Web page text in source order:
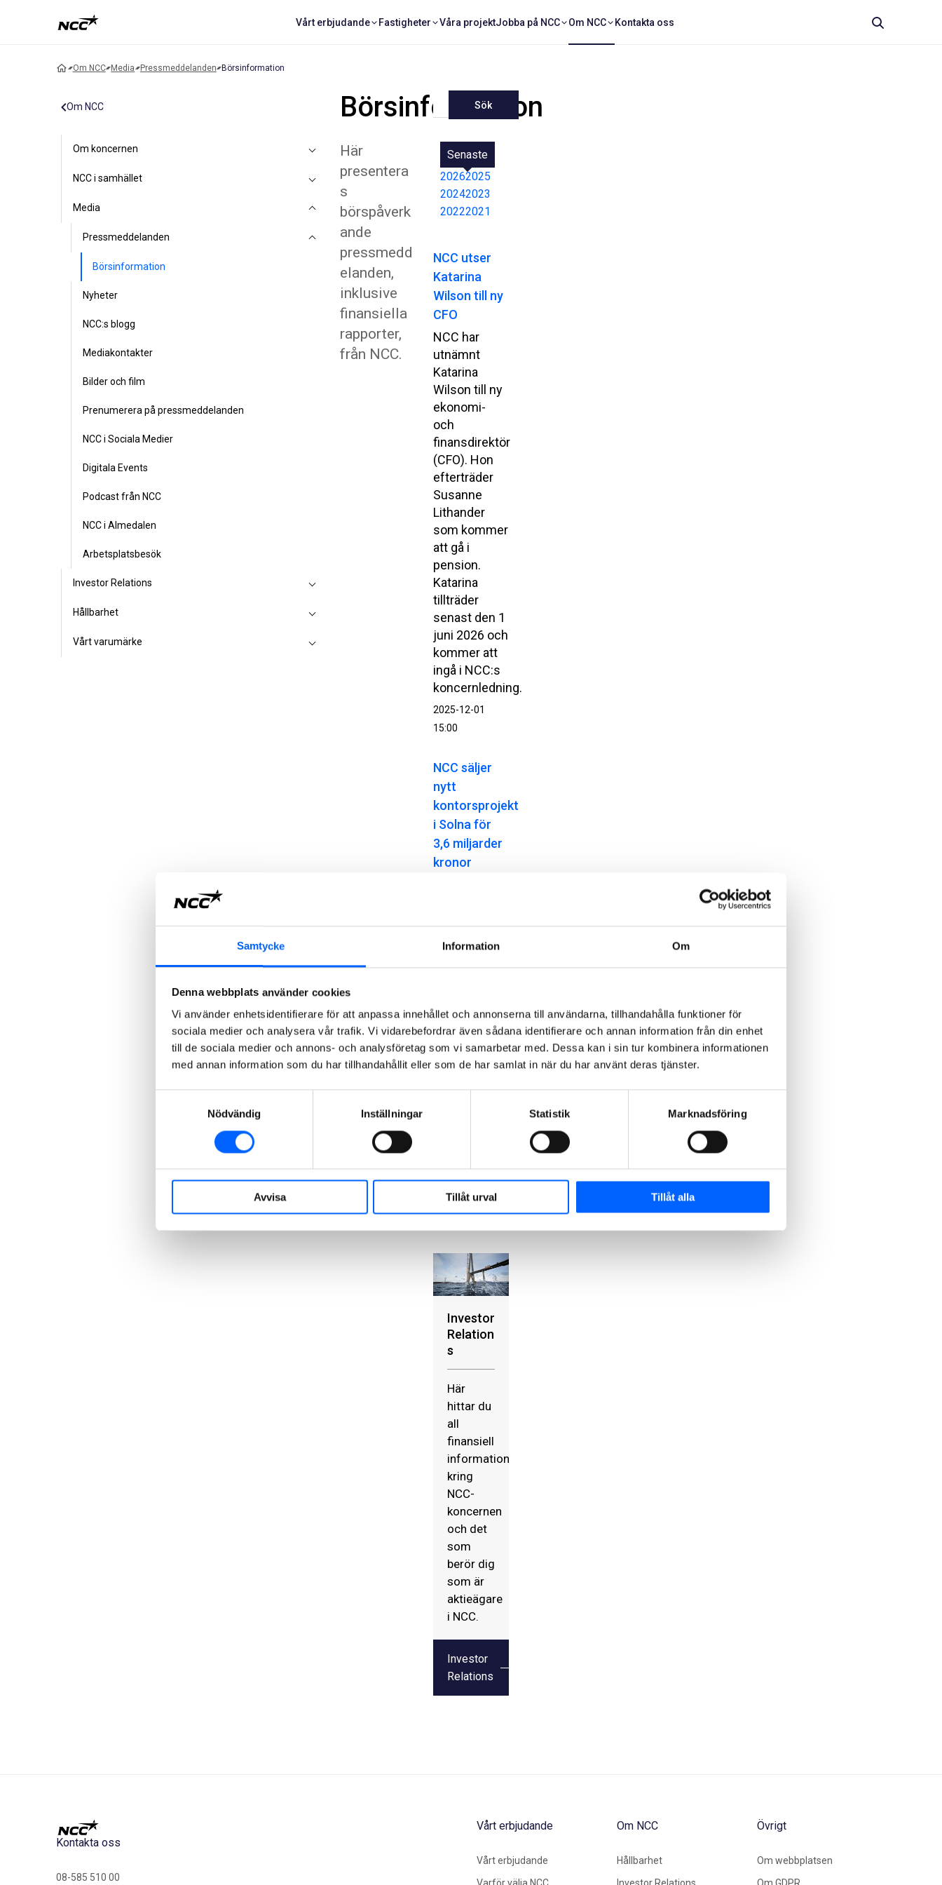
Samtycke Information Om
Denna webbplats använder cookies
Vi använder enhetsidentifierare för att anpassa innehållet och annonserna till användarna, tillhandahålla funktioner för
sociala medier och analysera vår trafik. Vi vidarebefordrar även sådana identifierare och annan information från din enhet
till de sociala medier och annons- och analysföretag som vi samarbetar med. Dessa kan i sin tur kombinera informationen
med annan information som du har tillhandahållit eller som de har samlat in när du har använt deras tjänster.
Nödvändig
Inställningar Statistik Marknadsföring
Avvisa Tillåt urval Tillåt alla
Vårt erbjudande Fastigheter Våra projektJobba på NCC Om NCC Kontakta oss
Om NCC Media Pressmeddelanden Börsinformation
Om NCC
Om koncernen
NCC i samhället
Media
Pressmeddelanden
Börsinformation
Nyheter
NCC:s blogg
Mediakontakter
Bilder och film
Prenumerera på pressmeddelanden
NCC i Sociala Medier
Digitala Events
Podcast från NCC
NCC i Almedalen
Arbetsplatsbesök
Investor Relations
Hållbarhet
Vårt varumärke
Börsinformation
Här
presentera
s
börspåverk
ande
pressmedd
elanden,
inklusive
finansiella
rapporter,
från NCC.
Sök
Senaste
20262025
20242023
20222021
NCC utser
Katarina
Wilson till ny
CFO
NCC har
utnämnt
Katarina
Wilson till ny
ekonomi-
och
finansdirektör
(CFO). Hon
efterträder
Susanne
Lithander
som kommer
att gå i
pension.
Katarina
tillträder
senast den 1
juni 2026 och
kommer att
ingå i NCC:s
koncernledning.
2025-12-01
15:00
NCC säljer
nytt
kontorsprojekt
i Solna för
3,6 miljarder
kronor
KPA
Tjänstepensionsförsäkring
del av
Folksamgruppen.
Här ska NCC
utveckla
Svenska
kraftnät.
2024-12-04
Investor
Relation
s
Här
hittar du
all
finansiell
information
kring
NCC-
koncernen
och det
som
berör dig
som är
aktieägare
i NCC.
Investor
Relations
Kontakta oss
08-585 510 00
Vårt erbjudande
Vårt erbjudande
Om NCC
Hållbarhet
Övrigt
Om webbplatsen